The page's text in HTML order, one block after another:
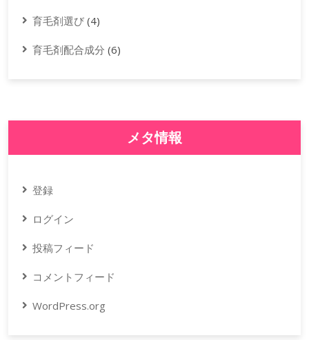
育毛剤選び (4)
育毛剤配合成分 (6)
メタ情報
登録
ログイン
投稿フィード
コメントフィード
WordPress.org